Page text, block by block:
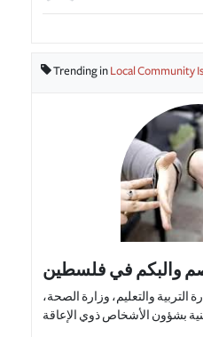
Trending in Local Community
والبكم في فلسطين
التربية والتعليم، وزارة الصحة،